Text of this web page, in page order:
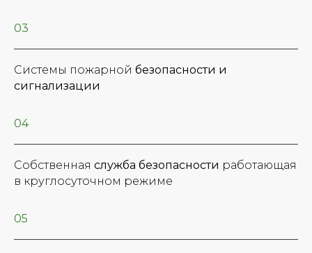
03
Системы пожарной безопасности и
сигнализации
04
Собственная служба безопасности работающая
в круглосуточном режиме
05